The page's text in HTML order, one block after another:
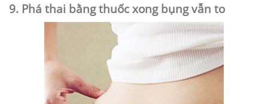
9. Phá thai bằng thuốc xong bụng vẫn to